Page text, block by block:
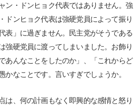
ン・ドンヒョク代表ではありません。強
ドンヒョク代表は強硬党員によって振り
表」に過ぎません。民主党がそうである
強硬党員に渡ってしまいました。お飾り
あんなことをしたのか」、「これからど
かなことです。言いすぎでしょうか。
は、何の計画もなく即興的な感情と怒り